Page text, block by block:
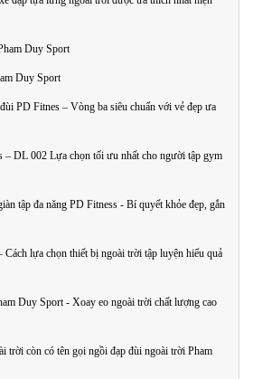
Duy Sport
Duy Sport
PD Fitnes – Vòng ba siêu chuẩn với vẻ đẹp ưa
– DL 002 Lựa chọn tối ưu nhất cho người tập gym
tập đa năng PD Fitness - Bí quyết khỏe đẹp, gắn
lựa chọn thiết bị ngoài trời tập luyện hiểu quả
Duy Sport - Xoay eo ngoài trời chất lượng cao
trời còn có tên gọi ngồi đạp đùi ngoài trời Pham